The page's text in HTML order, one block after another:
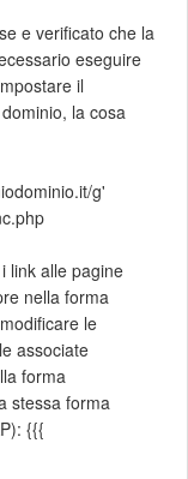
e verificato che la
eseguire
il
la cosa
g'
link alle pagine
nella forma
le
associate
forma
stessa forma
{{{